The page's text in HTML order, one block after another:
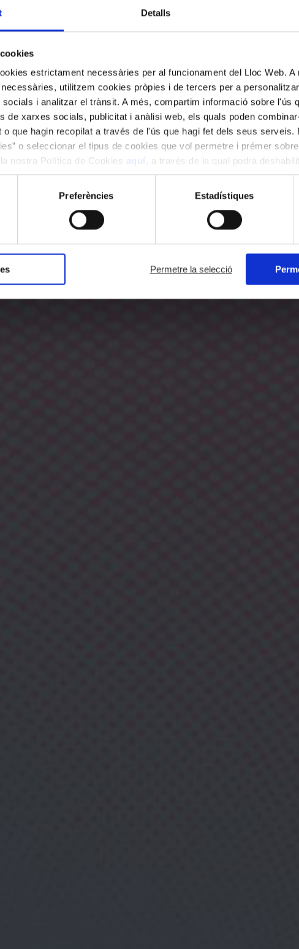
Detalls
estrictament necessàries per al funcionament del Lloc Web. A
utilitzem cookies pròpies i de tercers per a
i analitzar el trànsit. A més, compartim informació sobre l'ús
de xarxes socials, publicitat i anàlisi web, els quals poden
o que hagin recopilat a través de l'ús que hagi fet dels seus serveis.
o seleccionar el tipus de cookies que vol permetre i prémer
nostra Política de Cookies aquí
, a través de la qual podrà
Preferències Estadístiques
Permetre la selecció